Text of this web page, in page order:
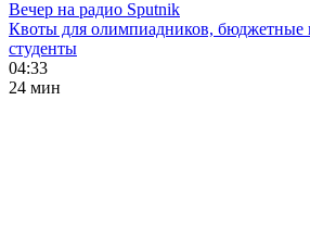
Вечер на радио Sputnik
Квоты для олимпиадников, бюджетные
студенты
04:33
24 мин